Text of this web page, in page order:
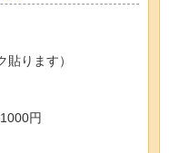
ります）
円